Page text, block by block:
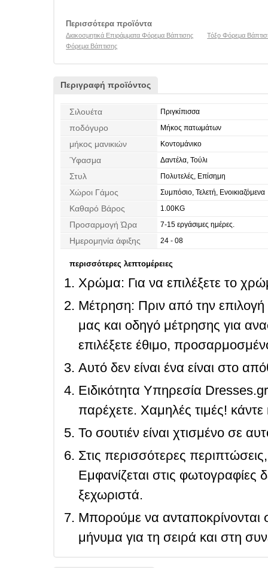
Περισσότερα προϊόντα
Διακοσμητικά Επιράμματα Φόρεμα Βάπτισης
Τόξο Φόρεμα
Φόρεμα Βάπτισης
Περιγραφή προϊόντος
Σιλουέτα Πριγκίπισσα
ποδόγυρο Μήκος πατωμάτων
μήκος μανικιών Κοντομάνικο
Ύφασμα Δαντέλα, Τούλι
Στυλ Πολυτελές, Επίσημη
Χώροι Γάμος Συμπόσιο, Τελετή, Ενοικιαζόμενα
Καθαρό Βάρος 1.00KG
Προσαρμογή Ώρα 7-15 εργάσιμες ημέρες.
Ημερομηνία άφιξης 24 - 08
περισσότερες λεπτομέρειες
Χρώμα: Για να επιλέξετε το
Μέτρηση: Πριν από την
μας και οδηγό μέτρησης για
επιλέξετε έθιμο,
Αυτό δεν είναι ένα είναι στο
Ειδικότητα Υπηρεσία
παρέχετε. Χαμηλές τιμές! κάντε
Το σουτιέν είναι χτισμένο σε
Στις περισσότερες
Εμφανίζεται στις φωτογραφίες
ξεχωριστά.
Μπορούμε να ανταποκρίνονται
μήνυμα για τη σειρά και στη